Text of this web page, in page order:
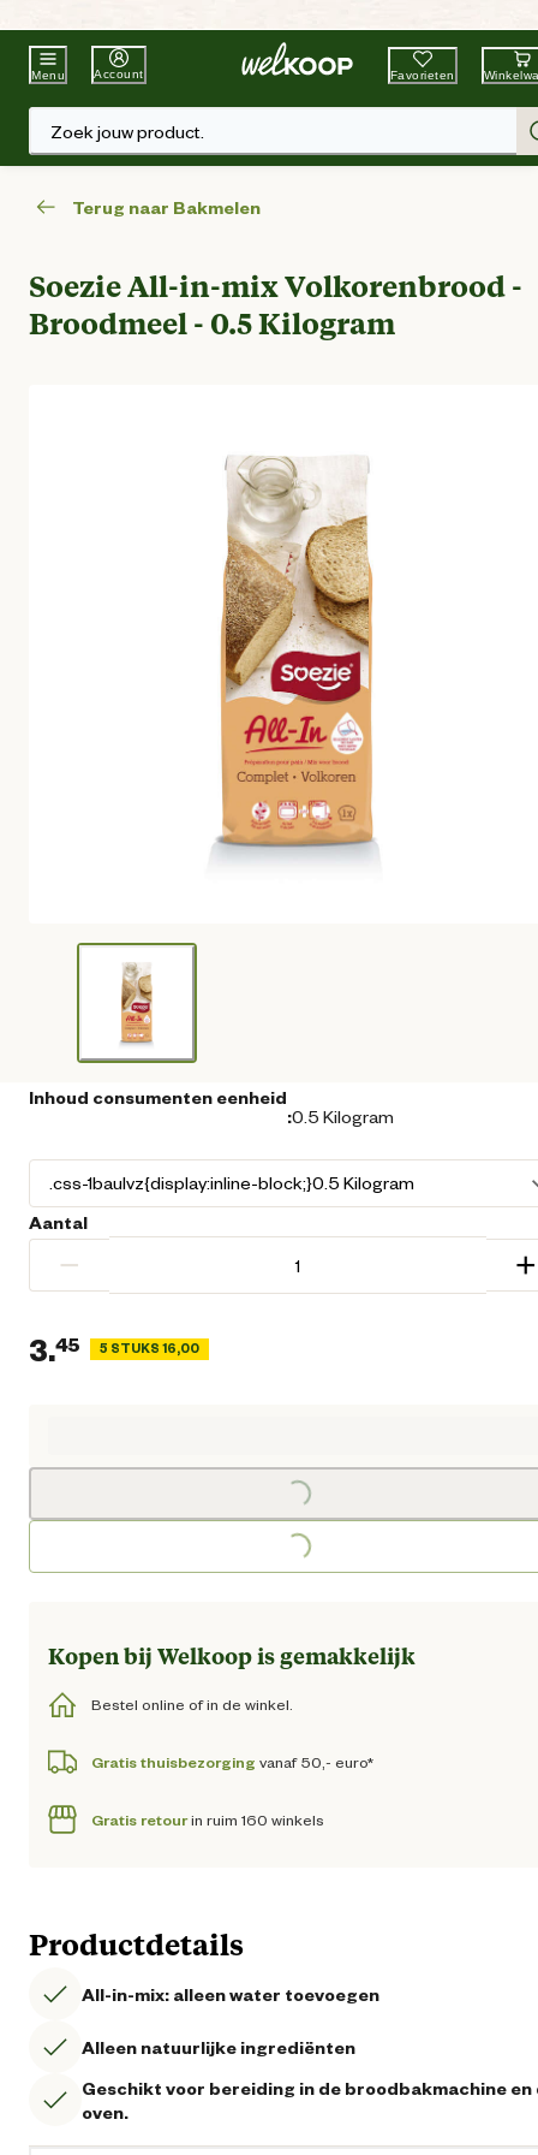
Beste WinkelketenTuin & Dier
Menu Account Favorieten
Zoek jouw product.
Terug naar Bakmelen
Soezie All-in-mix Volkorenbrood -
Broodmeel - 0.5 Kilogram
Inhoud consumenten eenheid
:0.5 Kilogram
Aantal
− +
3.45 5 STUKS 16,00
Loading...
Loading...
Kopen bij Welkoop is gemakkelijk
Bestel online of in de winkel.
Gratis thuisbezorging vanaf 50,- euro*
Gratis retourin ruim 160 winkels
Productdetails
All-in-mix: alleen water toevoegen
Alleen natuurlijke ingrediënten
Geschikt voor bereiding in de broodbakmachine en
oven.